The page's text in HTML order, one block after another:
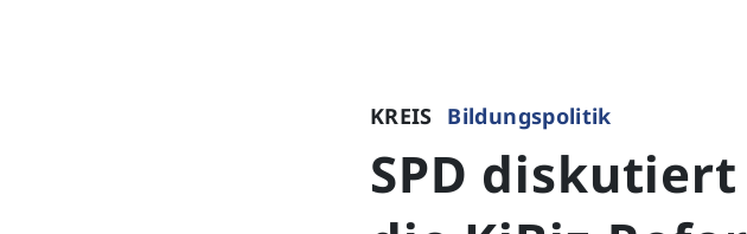
KREIS Bildungspolitik
SPD